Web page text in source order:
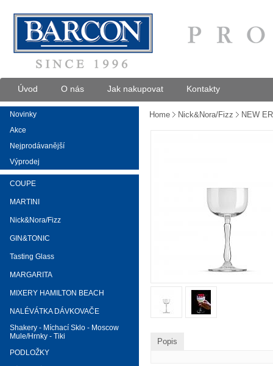
Úvod O nás Jak nakupovat Kontakty
Novinky
Akce
Nejprodávanější
Výprodej
COUPE
MARTINI
Nick&Nora/Fizz
GIN&TONIC
Tasting Glass
MARGARITA
MIXERY HAMILTON BEACH
NALÉVÁTKA DÁVKOVAČE
Shakery - Míchací Sklo - Moscow
Mule/Hrnky - Tiki
PODLOŽKY
Home Nick&Nora/Fizz NEW
Popis